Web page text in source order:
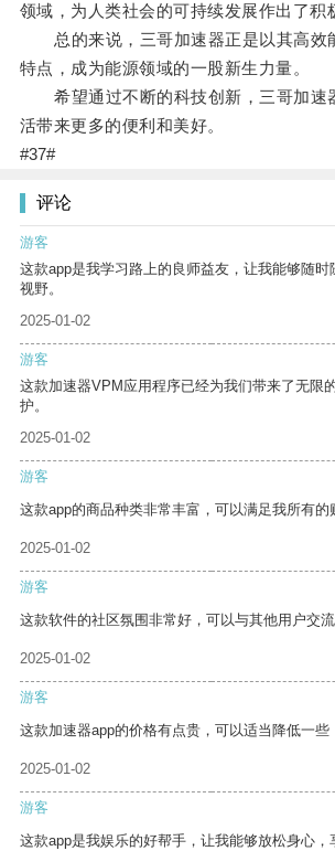
领域，为人类社会的可持续发展作出了积
总的来说，三哥加速器正是以其高效
特点，成为能源领域的一股新生力量。
希望通过不断的科技创新，三哥加速
活带来更多的便利和美好。
#37#
评论
游客
这款app是我学习路上的良师益友，让我能够随
视野。
2025-01-02
游客
这款加速器VPM应用程序已经为我们带来了无限
护。
2025-01-02
游客
这款app的商品种类非常丰富，可以满足我所有的
2025-01-02
游客
这款软件的社区氛围非常好，可以与其他用户交流
2025-01-02
游客
这款加速器app的价格有点贵，可以适当降低一些
2025-01-02
游客
这款app是我娱乐的好帮手，让我能够放松身心，